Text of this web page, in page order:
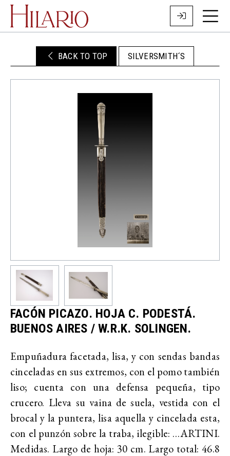
BACK TO TOP SILVERSMITH´S
FACÓN PICAZO. HOJA C. PODESTÁ.
BUENOS AIRES / W.R.K. SOLINGEN.
Empuñadura facetada, lisa, y con sendas bandas
cinceladas en sus extremos, con el pomo también
liso; cuenta con una defensa pequeña, tipo
crucero. Lleva su vaina de suela, vestida con el
brocal y la puntera, lisa aquella y cincelada esta,
con el punzón sobre la traba, ilegible: …ARTINI.
Medidas. Largo de hoja: 30 cm. Largo total: 46.8